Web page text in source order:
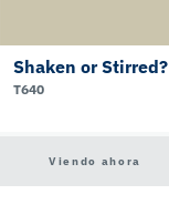
Shaken or Stirred?
T640
Viendo ahora